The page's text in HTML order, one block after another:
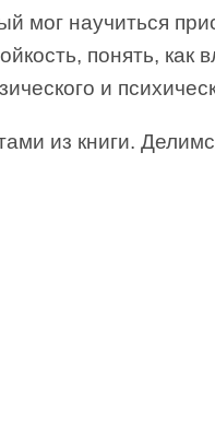
мог научиться
понять, как
и
из книги.